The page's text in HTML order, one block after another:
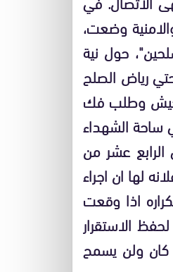
وضعت،
حول نية
رياض الصلح
وطلب فك
ساحة الشهداء
الرابع عشر من
لها ان اجراء
اذا وقعت
الاستقرار
كان ولن يسمح